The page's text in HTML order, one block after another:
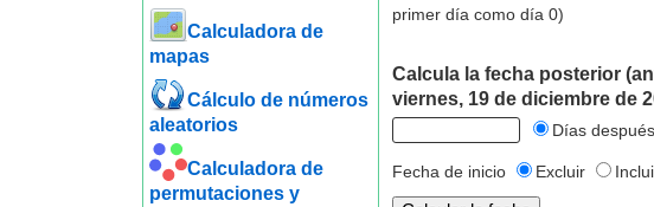
Calculadora de
mapas
Cálculo de números
aleatorios
Calculadora de
permutaciones y
primer día como día 0)
Calcula la fecha posterior
viernes, 19 de diciembre de
Días después
Fecha de inicio Excluir